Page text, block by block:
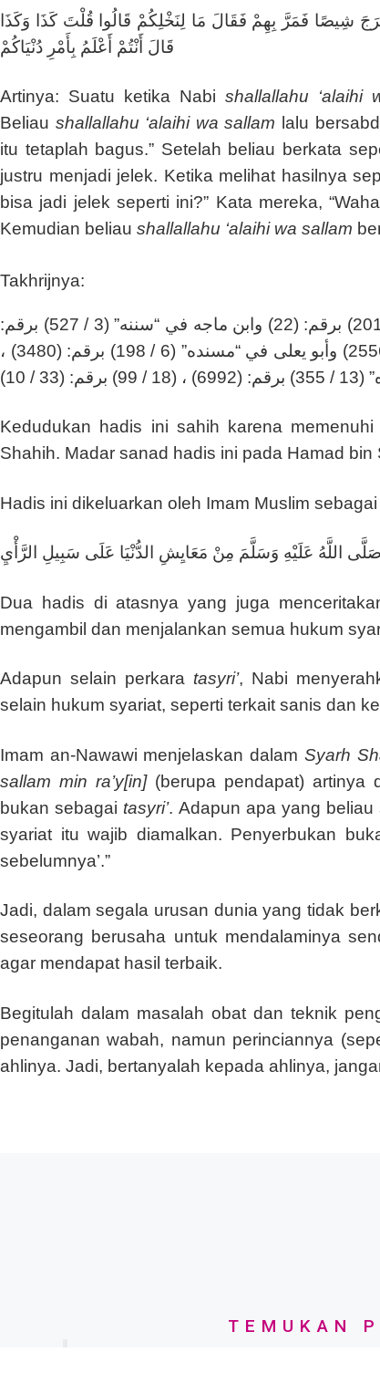
شِيصًا فَمَرَّ بِهِمْ فَقَالَ مَا لِنَخْلِكُمْ قَالُوا قُلْتَ كَذَا وَكَذَا
قَالَ أَنْتُمْ أَعْلَمُ بِأَمْرِ دُنْيَاكُمْ
Artinya: Suatu ketika Nabishallallahu ‘alaihi
Beliau shallallahu ‘alaihi wa sallam lalu
itu tetaplah bagus.” Setelah beliau berkata
justru menjadi jelek. Ketika melihat hasilnya
bisa jadi jelek seperti ini?” Kata mereka,
Kemudian beliau shallallahu ‘alaihi wa sallam
Takhrijnya:
أخرجه مسلم في “صحيحه” (7 / 95) برقم: (2363) وابن حبان في “صحيحه” (1 / 201) برقم: (22) وابن ماجه في “سننه” (3 / 527) برقم:
(2471) وأحمد في “مسنده” (5 / 2651) برقم: (12739) ، (11 / 6014) برقم: (25560) وأبو يعلى في “مسنده” (6 / 198) برقم: (3480) ،
Kedudukan hadis ini sahih karena
Shahih. Madar sanad hadis ini pada Hamad bin
Hadis ini dikeluarkan oleh Imam Muslim
اللَّهُ عَلَيْهِ وَسَلَّمَ مِنْ مَعَايِشِ الدُّنْيَا عَلَى سَبِيلِ الرَّأْيِ
Dua hadis di atasnya yang juga
mengambil dan menjalankan semua hukum
Adapun selain perkara tasyri’, Nabi
selain hukum syariat, seperti terkait sanis dan
Imam an-Nawawi menjelaskan dalam Syarh
sallam min ra’y[in](berupa pendapat) artinya
bukan sebagai tasyri’. Adapun apa yang
syariat itu wajib diamalkan. Penyerbukan
sebelumnya’.”
Jadi, dalam segala urusan dunia yang tidak
seseorang berusaha untuk mendalaminya
agar mendapat hasil terbaik.
Begitulah dalam masalah obat dan teknik
penanganan wabah, namun perinciannya
ahlinya. Jadi, bertanyalah kepada ahlinya,
TEMUKAN